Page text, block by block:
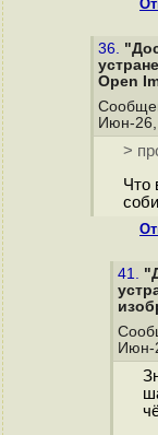
36.
Open
Июн-
>
Что
41.
Июн-